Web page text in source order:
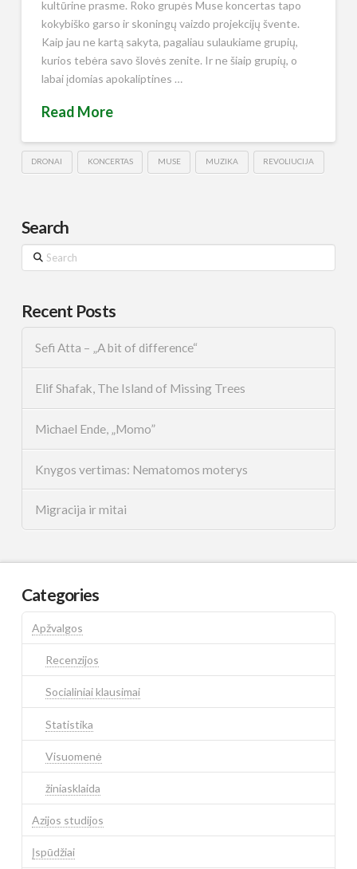
kultūrine prasme. Roko grupės Muse koncertas tapo
kokybiško garso ir skoningų vaizdo projekcijų švente.
Kaip jau ne kartą sakyta, pagaliau sulaukiame grupių,
kurios tebėra savo šlovės zenite. Ir ne šiaip grupių, o
labai įdomias apokaliptines …
Read More
DRONAI KONCERTAS MUSE MUZIKA REVOLIUCIJA
Search
Search
Recent Posts
Sefi Atta – „A bit of difference“
Elif Shafak, The Island of Missing Trees
Michael Ende, „Momo”
Knygos vertimas: Nematomos moterys
Migracija ir mitai
Categories
Apžvalgos
Recenzijos
Socialiniai klausimai
Statistika
Visuomenė
žiniasklaida
Azijos studijos
Įspūdžiai